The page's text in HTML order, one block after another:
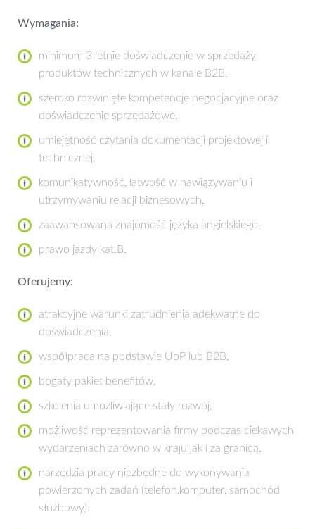
Wymagania:
minimum 3 letnie doświadczenie w sprzedaży
produktów technicznych w kanale B2B,
szeroko rozwinięte kompetencje negocjacyjne oraz
doświadczenie sprzedażowe,
umiejętność czytania dokumentacji projektowej i
technicznej,
komunikatywność, łatwość w nawiązywaniu i
utrzymywaniu relacji biznesowych,
zaawansowana znajomość języka angielskiego,
prawo jazdy kat.B.
Oferujemy:
atrakcyjne warunki zatrudnienia adekwatne do
doświadczenia,
współpraca na podstawie UoP lub B2B,
bogaty pakiet benefitów,
szkolenia umożliwiające stały rozwój,
możliwość reprezentowania firmy podczas ciekawych
wydarzeniach zarówno w kraju jak i za granicą,
narzędzia pracy niezbędne do wykonywania
powierzonych zadań (telefon,komputer, samochód
służbowy).